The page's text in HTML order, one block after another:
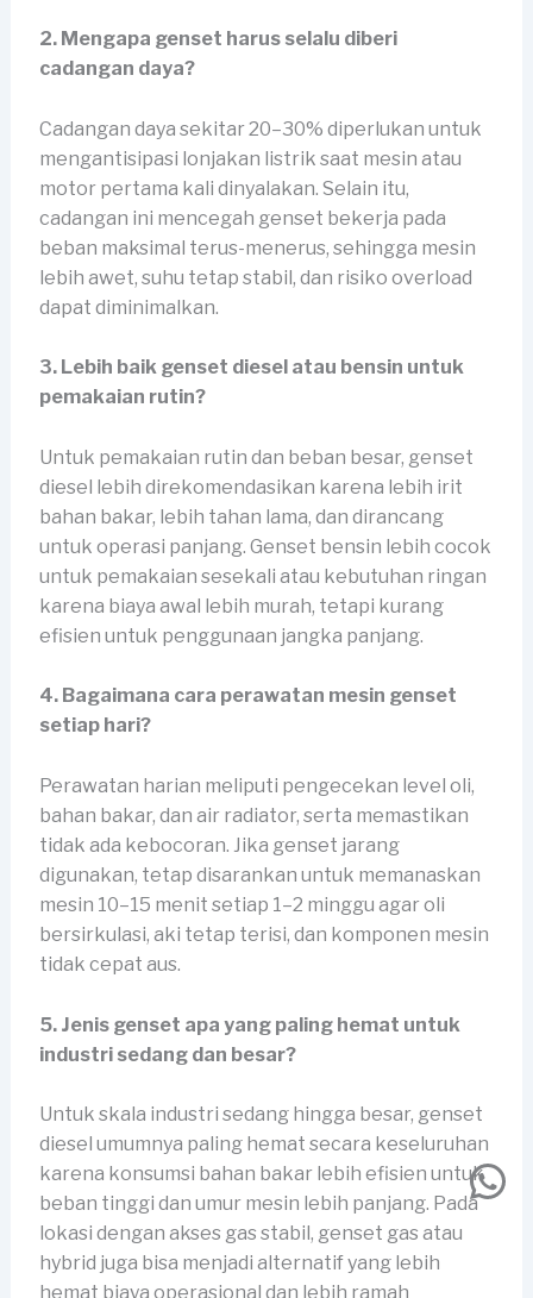
2. Mengapa genset harus selalu diberi
cadangan daya?
Cadangan daya sekitar 20–30% diperlukan untuk
mengantisipasi lonjakan listrik saat mesin atau
motor pertama kali dinyalakan. Selain itu,
cadangan ini mencegah genset bekerja pada
beban maksimal terus-menerus, sehingga mesin
lebih awet, suhu tetap stabil, dan risiko overload
dapat diminimalkan.
3. Lebih baik genset diesel atau bensin untuk
pemakaian rutin?
Untuk pemakaian rutin dan beban besar, genset
diesel lebih direkomendasikan karena lebih irit
bahan bakar, lebih tahan lama, dan dirancang
untuk operasi panjang. Genset bensin lebih cocok
untuk pemakaian sesekali atau kebutuhan ringan
karena biaya awal lebih murah, tetapi kurang
efisien untuk penggunaan jangka panjang.
4. Bagaimana cara perawatan mesin genset
setiap hari?
Perawatan harian meliputi pengecekan level oli,
bahan bakar, dan air radiator, serta memastikan
tidak ada kebocoran. Jika genset jarang
digunakan, tetap disarankan untuk memanaskan
mesin 10–15 menit setiap 1–2 minggu agar oli
bersirkulasi, aki tetap terisi, dan komponen mesin
tidak cepat aus.
5. Jenis genset apa yang paling hemat untuk
industri sedang dan besar?
Untuk skala industri sedang hingga besar, genset
diesel umumnya paling hemat secara keseluruhan
karena konsumsi bahan bakar lebih efisien untuk
beban tinggi dan umur mesin lebih panjang. Pada
lokasi dengan akses gas stabil, genset gas atau
hybrid juga bisa menjadi alternatif yang lebih
hemat biaya operasional dan lebih ramah